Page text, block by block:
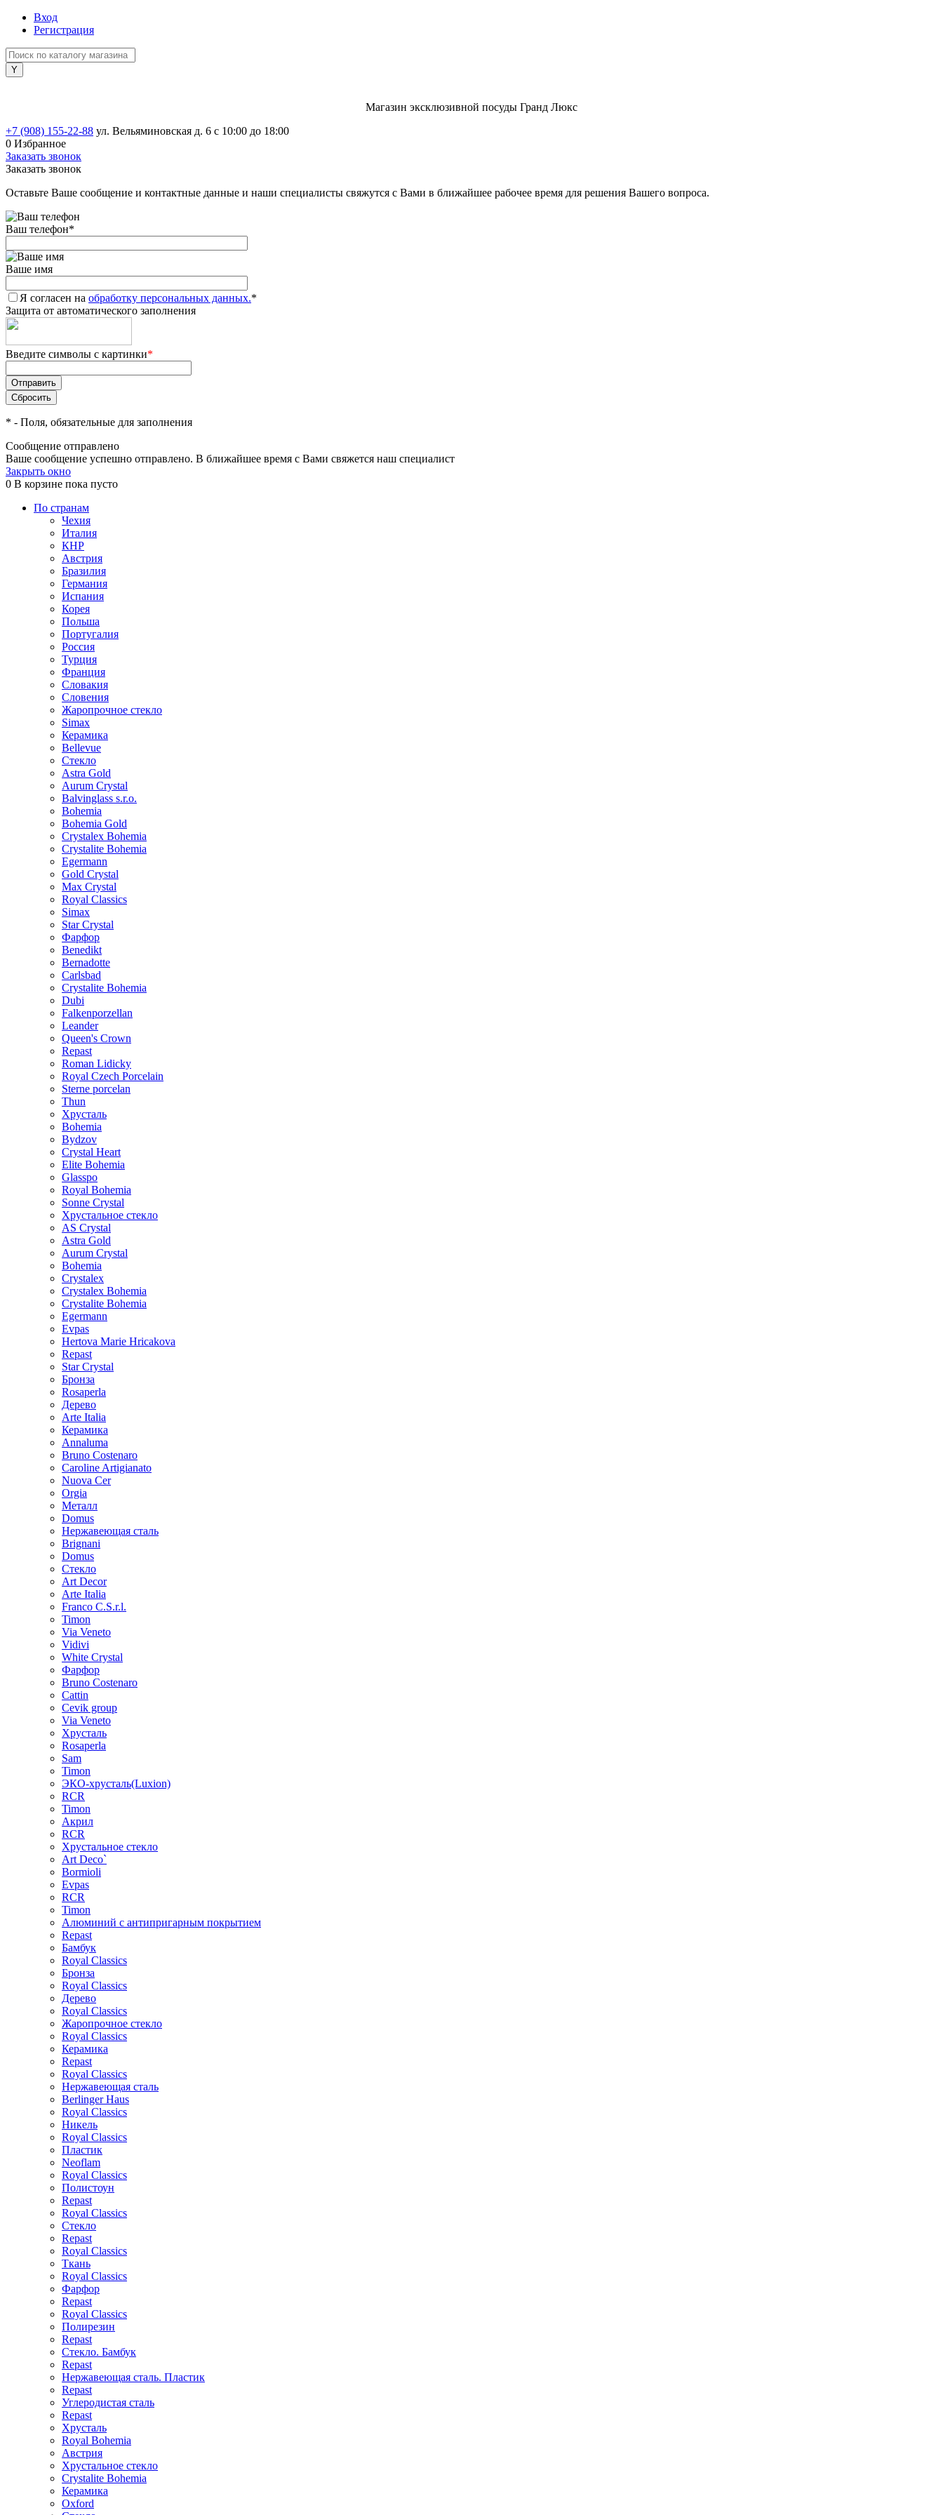
Вход
Регистрация
Магазин эксклюзивной посуды Гранд Люкс
+7 (908) 155-22-88 ул. Вельяминовская д. 6 с 10:00 до 18:00
0 Избранное
Заказать звонок
Заказать звонок
Оставьте Ваше сообщение и контактные данные и наши специалисты свяжутся с Вами в ближайшее рабочее время для решения Вашего вопроса.
Ваш телефон*
Ваше имя
Я согласен на обработку персональных данных.*
Защита от автоматического заполнения
Введите символы с картинки*
* - Поля, обязательные для заполнения
Сообщение отправлено
Ваше сообщение успешно отправлено. В ближайшее время с Вами свяжется наш специалист
Закрыть окно
0 В корзине пока пусто
По странам
Чехия
Италия
КНР
Австрия
Бразилия
Германия
Испания
Корея
Польша
Португалия
Россия
Турция
Франция
Словакия
Словения
Жаропрочное стекло
Simax
Керамика
Bellevue
Стекло
Astra Gold
Aurum Crystal
Balvinglass s.r.o.
Bohemia
Bohemia Gold
Crystalex Bohemia
Crystalite Bohemia
Egermann
Gold Crystal
Max Crystal
Royal Classics
Simax
Star Crystal
Фарфор
Benedikt
Bernadotte
Carlsbad
Crystalite Bohemia
Dubi
Falkenporzellan
Leander
Queen's Crown
Repast
Roman Lidicky
Royal Czech Porcelain
Sterne porcelan
Thun
Хрусталь
Bohemia
Bydzov
Crystal Heart
Elite Bohemia
Glasspo
Royal Bohemia
Sonne Crystal
Хрустальное стекло
AS Crystal
Astra Gold
Aurum Crystal
Bohemia
Crystalex
Crystalex Bohemia
Crystalite Bohemia
Egermann
Evpas
Hertova Marie Hricakova
Repast
Star Crystal
Бронза
Rosaperla
Дерево
Arte Italia
Керамика
Annaluma
Bruno Costenaro
Caroline Artigianato
Nuova Cer
Orgia
Металл
Domus
Нержавеющая сталь
Brignani
Domus
Стекло
Art Decor
Arte Italia
Franco C.S.r.l.
Timon
Via Veneto
Vidivi
White Crystal
Фарфор
Bruno Costenaro
Cattin
Cevik group
Via Veneto
Хрусталь
Rosaperla
Sam
Timon
ЭКО-хрусталь(Luxion)
RCR
Timon
Акрил
RCR
Хрустальное стекло
Art Deco`
Bormioli
Evpas
RCR
Timon
Алюминий с антипригарным покрытием
Repast
Бамбук
Royal Classics
Бронза
Royal Classics
Дерево
Royal Classics
Жаропрочное стекло
Royal Classics
Керамика
Repast
Royal Classics
Нержавеющая сталь
Berlinger Haus
Royal Classics
Никель
Royal Classics
Пластик
Neoflam
Royal Classics
Полистоун
Repast
Royal Classics
Стекло
Repast
Royal Classics
Ткань
Royal Classics
Фарфор
Repast
Royal Classics
Полирезин
Repast
Стекло. Бамбук
Repast
Нержавеющая сталь. Пластик
Repast
Углеродистая сталь
Repast
Хрусталь
Royal Bohemia
Австрия
Хрустальное стекло
Crystalite Bohemia
Керамика
Oxford